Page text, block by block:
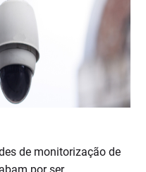
de monitorização de